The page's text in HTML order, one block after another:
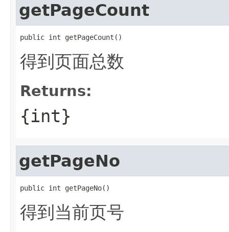
getPageCount
public int getPageCount()
得到页面总数
Returns:
{int}
getPageNo
public int getPageNo()
得到当前页号